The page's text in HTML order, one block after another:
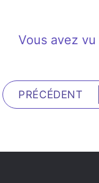
Vous avez vu
PRÉCÉDENT